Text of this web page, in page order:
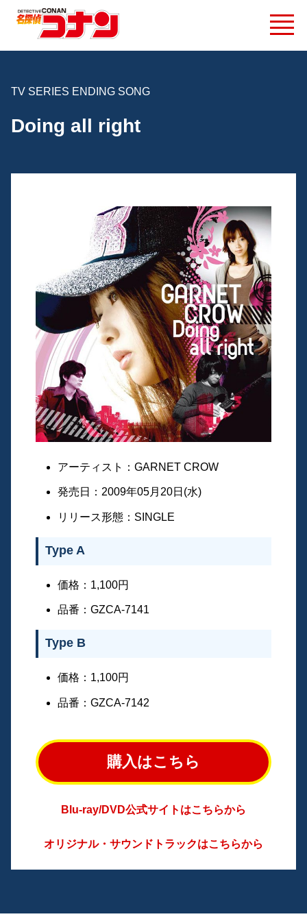
TV SERIES ENDING SONG
Doing all right
アーティスト：GARNET CROW
発売日：2009年05月20日(水)
リリース形態：SINGLE
Type A
価格：1,100円
品番：GZCA-7141
Type B
価格：1,100円
品番：GZCA-7142
購入はこちら
Blu-ray/DVD公式サイトはこちらから
オリジナル・サウンドトラックはこちらから